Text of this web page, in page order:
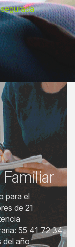
para el
de 21
55 41 72 34
del año